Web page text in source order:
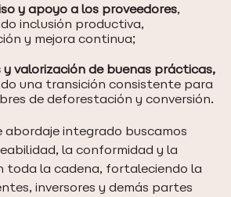
y apoyo a los proveedores,
inclusión productiva,
y mejora continua;
valorización de buenas prácticas,
una transición consistente para
de deforestación y conversión.
abordaje integrado buscamos
la conformidad y la
toda la cadena, fortaleciendo la
inversores y demás partes